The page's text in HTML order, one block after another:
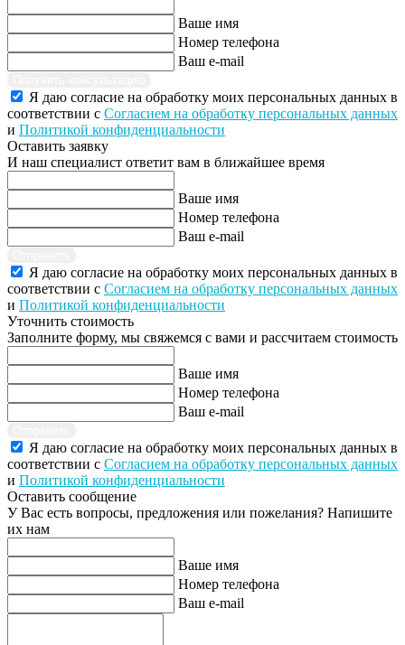
Ваше имя
Номер телефона
Ваш e-mail
Я даю согласие на обработку моих персональных данных в
соответствии с Согласием на обработку персональных данных
и Политикой конфиденциальности
Оставить заявку
И наш специалист ответит вам в ближайшее время
Ваше имя
Номер телефона
Ваш e-mail
Я даю согласие на обработку моих персональных данных в
соответствии с Согласием на обработку персональных данных
и Политикой конфиденциальности
Уточнить стоимость
Заполните форму, мы свяжемся с вами и рассчитаем стоимость
Ваше имя
Номер телефона
Ваш e-mail
Я даю согласие на обработку моих персональных данных в
соответствии с Согласием на обработку персональных данных
и Политикой конфиденциальности
Оставить сообщение
У Вас есть вопросы, предложения или пожелания? Напишите
их нам
Ваше имя
Номер телефона
Ваш e-mail